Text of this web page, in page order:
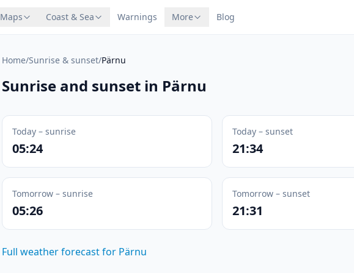
Maps Coast & Sea Warnings More Blog
Home/Sunrise & sunset/Pärnu
Sunrise and sunset in Pärnu
Today – sunrise
05:24
Today – sunset
21:34
Tomorrow – sunrise
05:26
Tomorrow – sunset
21:31
Full weather forecast for Pärnu